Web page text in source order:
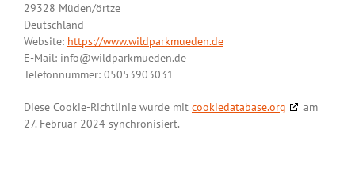
29328 Müden/örtze
Deutschland
Website: https://www.wildparkmueden.de
E-Mail: info@wildparkmueden.de
Telefonnummer: 05053903031
Diese Cookie-Richtlinie wurde mit cookiedatabase.org
am
27. Februar 2024 synchronisiert.